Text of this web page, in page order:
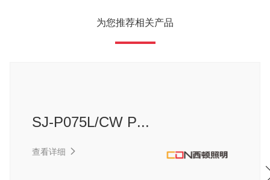
为您推荐相关产品
SJ-P075L/CW PRO
查看详细